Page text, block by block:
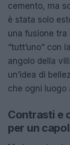
cemento, ma
è stata solo
una fusione
“tutt’uno” con
angolo della
un’idea di
che ogni luogo
Contrasti e
per un